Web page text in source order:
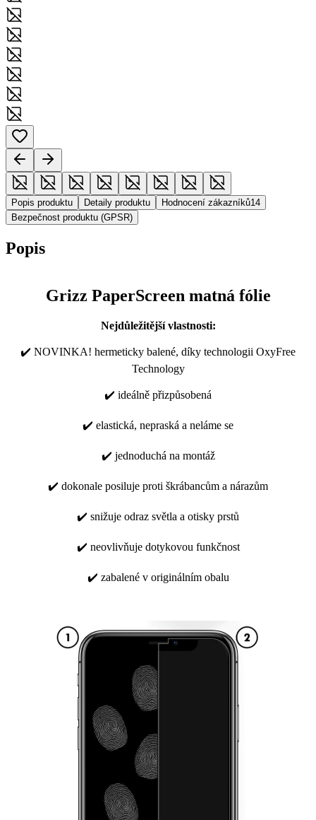
Popis produktu Detaily produktu Hodnocení zákazníků14
Bezpečnost produktu (GPSR)
Popis
Grizz PaperScreen matná fólie
Nejdůležitější vlastnosti:
✔️ NOVINKA! hermeticky balené, díky technologii OxyFree
Technology
✔️ ideálně přizpůsobená
✔️ elastická, nepraská a neláme se
✔️ jednoduchá na montáž
✔️ dokonale posiluje proti škrábancům a nárazům
✔️ snižuje odraz světla a otisky prstů
✔️ neovlivňuje dotykovou funkčnost
✔️ zabalené v originálním obalu